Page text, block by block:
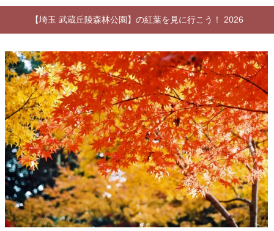
【埼玉 武蔵丘陵森林公園】の紅葉を見に行こう！ 2026